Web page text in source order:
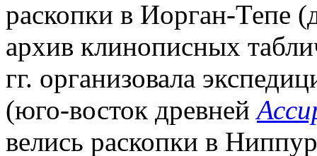
раскопки в Иорган-Тепе
архив клинописных
гг. организовала
(юго-восток древней
велись раскопки в